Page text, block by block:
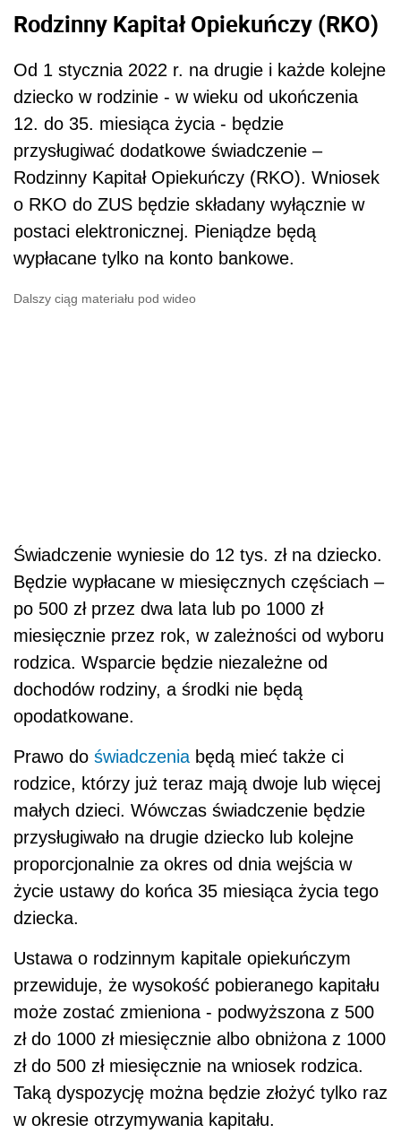
Rodzinny Kapitał Opiekuńczy (RKO)
Od 1 stycznia 2022 r. na drugie i każde kolejne
dziecko w rodzinie - w wieku od ukończenia
12. do 35. miesiąca życia - będzie
przysługiwać dodatkowe świadczenie –
Rodzinny Kapitał Opiekuńczy (RKO). Wniosek
o RKO do ZUS będzie składany wyłącznie w
postaci elektronicznej. Pieniądze będą
wypłacane tylko na konto bankowe.
Dalszy ciąg materiału pod wideo
Świadczenie wyniesie do 12 tys. zł na dziecko.
Będzie wypłacane w miesięcznych częściach –
po 500 zł przez dwa lata lub po 1000 zł
miesięcznie przez rok, w zależności od wyboru
rodzica. Wsparcie będzie niezależne od
dochodów rodziny, a środki nie będą
opodatkowane.
Prawo do świadczenia będą mieć także ci
rodzice, którzy już teraz mają dwoje lub więcej
małych dzieci. Wówczas świadczenie będzie
przysługiwało na drugie dziecko lub kolejne
proporcjonalnie za okres od dnia wejścia w
życie ustawy do końca 35 miesiąca życia tego
dziecka.
Ustawa o rodzinnym kapitale opiekuńczym
przewiduje, że wysokość pobieranego kapitału
może zostać zmieniona - podwyższona z 500
zł do 1000 zł miesięcznie albo obniżona z 1000
zł do 500 zł miesięcznie na wniosek rodzica.
Taką dyspozycję można będzie złożyć tylko raz
w okresie otrzymywania kapitału.